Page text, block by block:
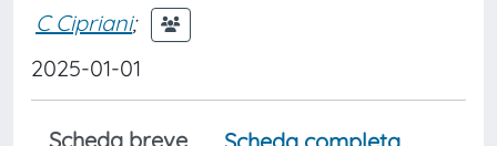
C Cipriani;
2025-01-01
Scheda breve